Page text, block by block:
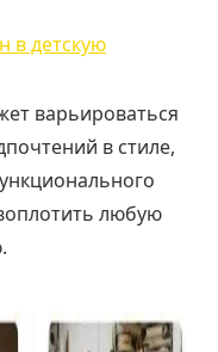
варьироваться
в стиле,
любую